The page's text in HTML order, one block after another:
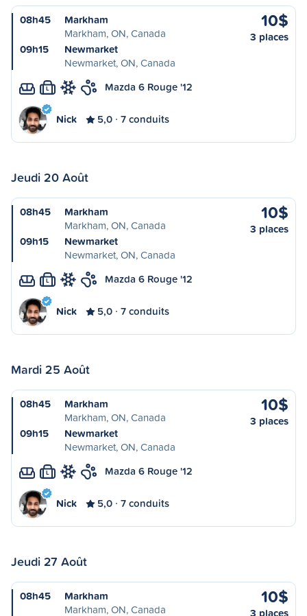
08h45
Markham
Markham, ON, Canada
09h15
Newmarket
Newmarket, ON, Canada
10$
3 places
L Mazda 6 Rouge '12
Nick 5,0 7 conduits
Jeudi 20 Août
08h45
Markham
Markham, ON, Canada
09h15
Newmarket
Newmarket, ON, Canada
10$
3 places
L Mazda 6 Rouge '12
Nick 5,0 7 conduits
Mardi 25 Août
08h45
Markham
Markham, ON, Canada
09h15
Newmarket
Newmarket, ON, Canada
10$
3 places
L Mazda 6 Rouge '12
Nick 5,0 7 conduits
Jeudi 27 Août
08h45
Markham
Markham, ON, Canada
10$
3 places